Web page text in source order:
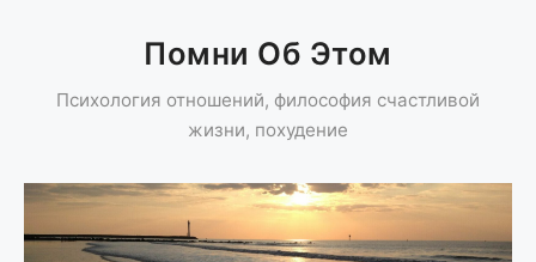
Помни Об Этом
Психология отношений, философия счастливой
жизни, похудение